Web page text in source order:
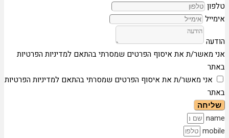
טלפון
אימייל
הודעה
אני מאשר/ת את איסוף הפרטים שמסרתי בהתאם למדיניות הפרטיות
באתר
אני מאשר/ת את איסוף הפרטים שמסרתי בהתאם למדיניות הפרטיות
באתר
שליחה
name
mobile